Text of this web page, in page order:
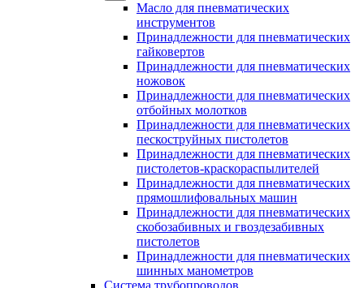
Масло для пневматических
инструментов
Принадлежности для пневматических
гайковертов
Принадлежности для пневматических
ножовок
Принадлежности для пневматических
отбойных молотков
Принадлежности для пневматических
пескоструйных пистолетов
Принадлежности для пневматических
пистолетов-краскораспылителей
Принадлежности для пневматических
прямошлифовальных машин
Принадлежности для пневматических
скобозабивных и гвоздезабивных
пистолетов
Принадлежности для пневматических
шинных манометров
Система трубопроводов